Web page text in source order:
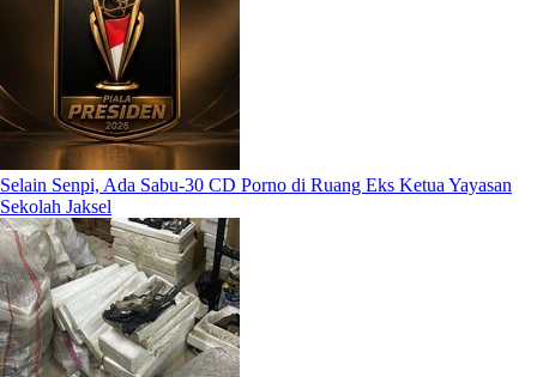
Selain Senpi, Ada Sabu-30 CD Porno di Ruang Eks Ketua Yayasan
Sekolah Jaksel